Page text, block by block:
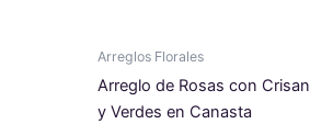
Arreglos Florales
Arreglo de Rosas con
y Verdes en Canasta